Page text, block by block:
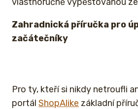
Zahradnická příručka pro
začátečníky
Pro ty, kteří si nikdy netroufli
portál ShopAlike základní